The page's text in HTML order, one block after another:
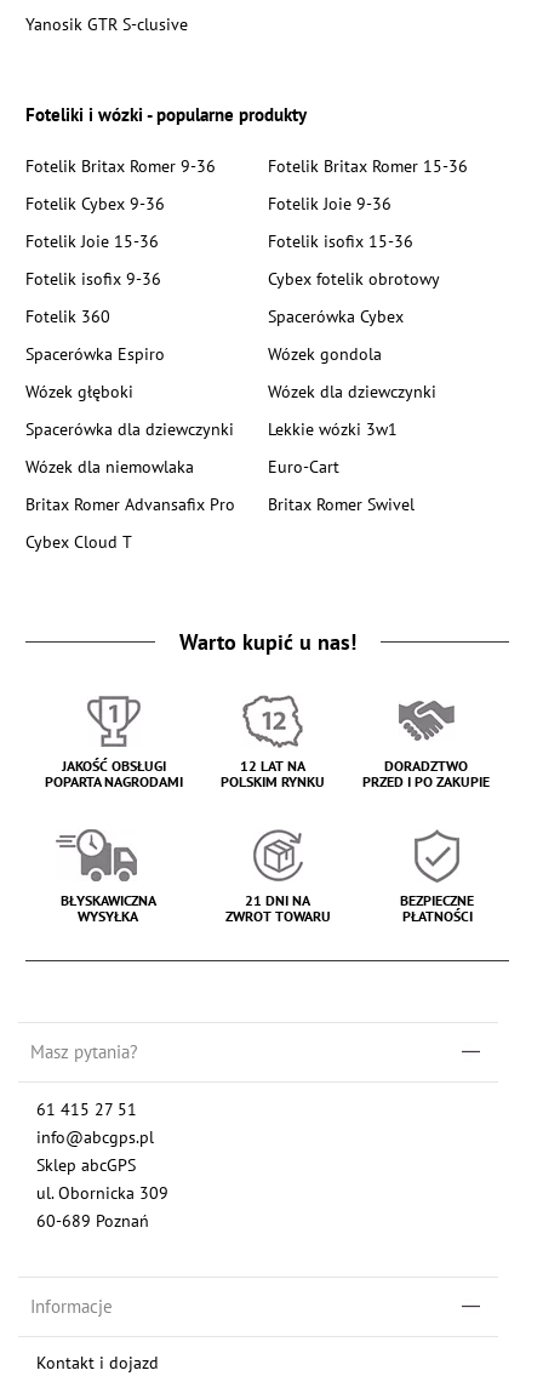
Yanosik GTR S-clusive
Foteliki i wózki - popularne produkty
Fotelik Britax Romer 9-36
Fotelik Britax Romer 15-36
Fotelik Cybex 9-36
Fotelik Joie 9-36
Fotelik Joie 15-36
Fotelik isofix 15-36
Fotelik isofix 9-36
Cybex fotelik obrotowy
Fotelik 360
Spacerówka Cybex
Spacerówka Espiro
Wózek gondola
Wózek głęboki
Wózek dla dziewczynki
Spacerówka dla dziewczynki
Lekkie wózki 3w1
Wózek dla niemowlaka
Euro-Cart
Britax Romer Advansafix Pro
Britax Romer Swivel
Cybex Cloud T
Warto kupić u nas!
JAKOŚĆ OBSŁUGI
POPARTA NAGRODAMI
12 LAT NA
POLSKIM RYNKU
DORADZTWO
PRZED I PO ZAKUPIE
BŁYSKAWICZNA
WYSYŁKA
21 DNI NA
ZWROT TOWARU
BEZPIECZNE
PŁATNOŚCI
Masz pytania?
61 415 27 51
info@abcgps.pl
Sklep abcGPS
ul. Obornicka 309
60-689 Poznań
Informacje
Kontakt i dojazd